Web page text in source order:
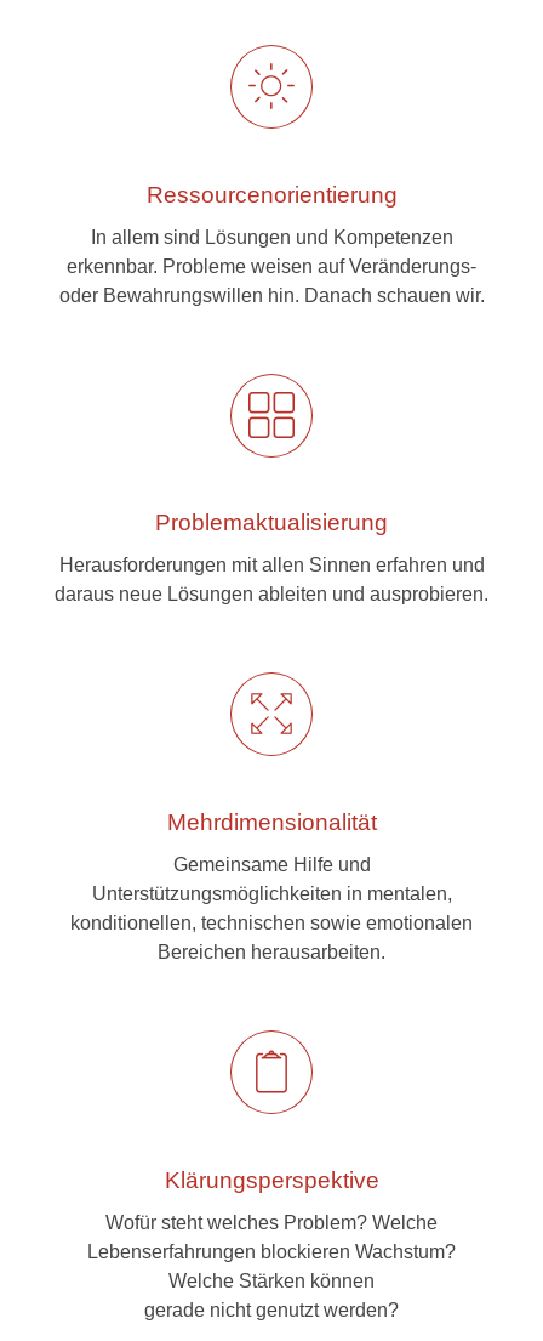
Ressourcenorientierung
In allem sind Lösungen und Kompetenzen
erkennbar. Probleme weisen auf Veränderungs-
oder Bewahrungswillen hin. Danach schauen wir.
Problemaktualisierung
Herausforderungen mit allen Sinnen erfahren und
daraus neue Lösungen ableiten und ausprobieren.
Mehrdimensionalität
Gemeinsame Hilfe und
Unterstützungsmöglichkeiten in mentalen,
konditionellen, technischen sowie emotionalen
Bereichen herausarbeiten.
Klärungsperspektive
Wofür steht welches Problem? Welche
Lebenserfahrungen blockieren Wachstum?
Welche Stärken können
gerade nicht genutzt werden?